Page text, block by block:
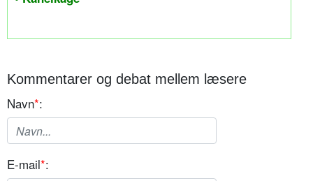
Kommentarer og debat mellem læsere
Navn*:
E-mail*: